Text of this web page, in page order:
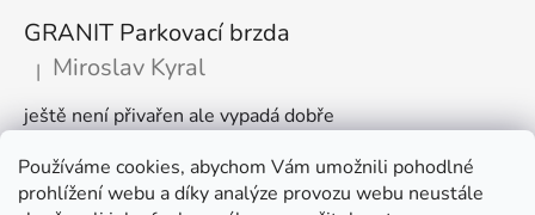
Používáme cookies, abychom Vám umožnili pohodlné
prohlížení webu a díky analýze provozu webu neustále
GRANIT Parkovací brzda
Hodnocení produktu je 5 z 5 hvězdiček.
| Miroslav Kyral
ještě není přivařen ale vypadá dobře
Články